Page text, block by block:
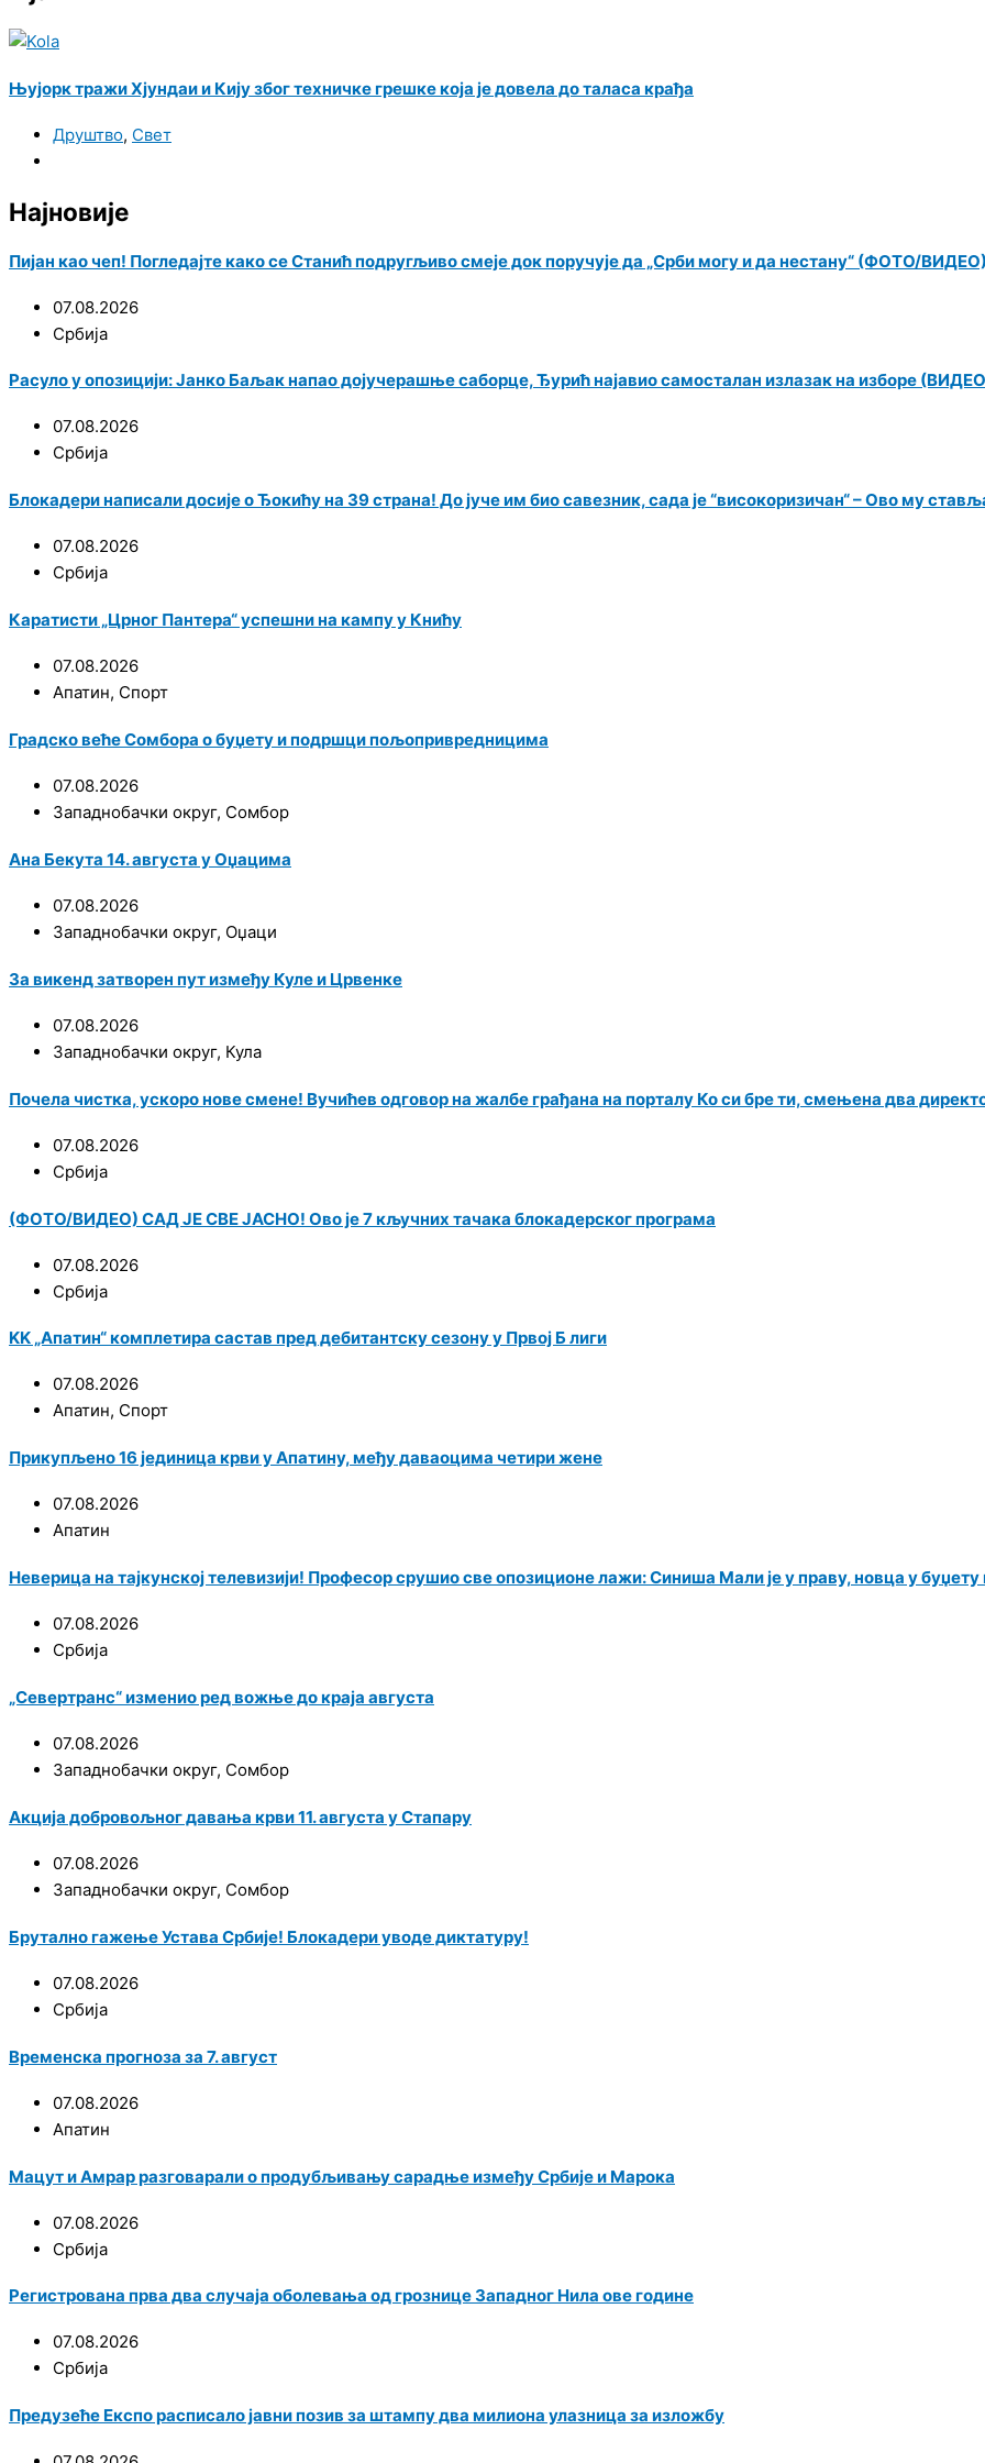
Њујорк тражи Хјундаи и Кију због техничке грешке која је довела до таласа крађа
Друштво, Свет
Најновије
Пијан као чеп! Погледајте како се Станић подругљиво смеје док поручује да „Срби могу и да нестану“ (ФОТО/
07.08.2026
Србија
Расуло у опозицији: Јанко Баљак напао дојучерашње саборце, Ђурић најавио самосталан излазак на изборе
07.08.2026
Србија
Блокадери написали досије о Ђокићу на 39 страна! До јуче им био савезник, сада је “високоризичан“ – Ово му
07.08.2026
Србија
Каратисти „Црног Пантера“ успешни на кампу у Книћу
07.08.2026
Апатин, Спорт
Градско веће Сомбора о буџету и подршци пољопривредницима
07.08.2026
Западнобачки округ, Сомбор
Ана Бекута 14. августа у Оџацима
07.08.2026
Западнобачки округ, Оџаци
За викенд затворен пут између Куле и Црвенке
07.08.2026
Западнобачки округ, Кула
Почела чистка, ускоро нове смене! Вучићев одговор на жалбе грађана на порталу Ко си бре ти, смењена два
07.08.2026
Србија
(ФОТО/ВИДЕО) САД ЈЕ СВЕ ЈАСНО! Ово је 7 кључних тачака блокадерског програма
07.08.2026
Србија
KK „Апатин“ комплетира састав пред дебитантску сезону у Првој Б лиги
07.08.2026
Апатин, Спорт
Прикупљено 16 јединица крви у Апатину, међу даваоцима четири жене
07.08.2026
Апатин
Неверица на тајкунској телевизији! Професор срушио све опозиционе лажи: Синиша Мали је у праву, новца у
07.08.2026
Србија
„Севертранс“ изменио ред вожње до краја августа
07.08.2026
Западнобачки округ, Сомбор
Акција добровољног давања крви 11. августа у Стапару
07.08.2026
Западнобачки округ, Сомбор
Брутално гажење Устава Србије! Блокадери уводе диктатуру!
07.08.2026
Србија
Временска прогноза за 7. август
07.08.2026
Апатин
Мацут и Амрар разговарали о продубљивању сарадње између Србије и Марока
07.08.2026
Србија
Регистрована прва два случаја оболевања од грознице Западног Нила ове године
07.08.2026
Србија
Предузеће Експо расписало јавни позив за штампу два милиона улазница за изложбу